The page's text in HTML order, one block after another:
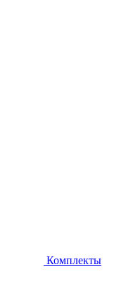
Комплекты